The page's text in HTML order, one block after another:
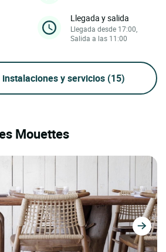
Llegada y salida
Llegada desde 17:00,
Salida a las 11:00
y servicios (15)
Mouettes